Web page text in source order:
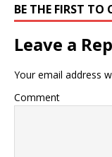
BE THE FIRST TO
Leave a
Your email address
Comment